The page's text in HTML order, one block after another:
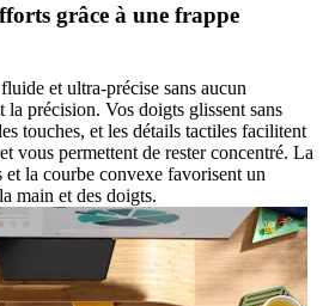
grâce à une frappe
et ultra-précise sans aucun
la précision. Vos doigts glissent sans
touches, et les détails tactiles facilitent
vous permettent de rester concentré. La
la courbe convexe favorisent un
main et des doigts.